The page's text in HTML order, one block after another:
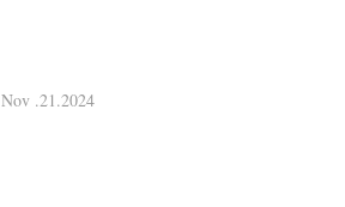
Nov .21.2024